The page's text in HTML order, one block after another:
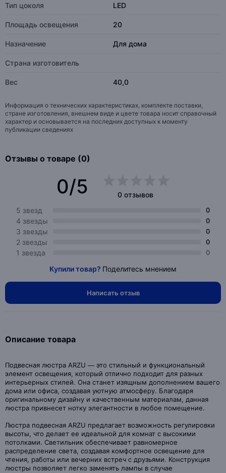
Тип цоколя LED
Площадь освещения 20
Назначение Для дома
Страна изготовитель
Вес 40,0
Информация о технических характеристиках, комплекте поставки,
стране изготовления, внешнем виде и цвете товара носит справочный
характер и основывается на последних доступных к моменту
публикации сведениях
Отзывы о товаре (0)
0/5
0 отзывов
5 звезд
0
4 звезды 0
3 звезды 0
2 звезды 0
1 звезда 0
Купили товар? Поделитесь мнением
Написать отзыв
Описание товара
Подвесная люстра ARZU — это стильный и функциональный
элемент освещения, который отлично подходит для разных
интерьерных стилей. Она станет изящным дополнением вашего
дома или офиса, создавая уютную атмосферу. Благодаря
оригинальному дизайну и качественным материалам, данная
люстра привнесет нотку элегантности в любое помещение.
Люстра подвесная ARZU предлагает возможность регулировки
высоты, что делает ее идеальной для комнат с высокими
потолками. Светильник обеспечивает равномерное
распределение света, создавая комфортное освещение для
чтения, работы или вечерних встреч с друзьями. Конструкция
люстры позволяет легко заменять лампы в случае